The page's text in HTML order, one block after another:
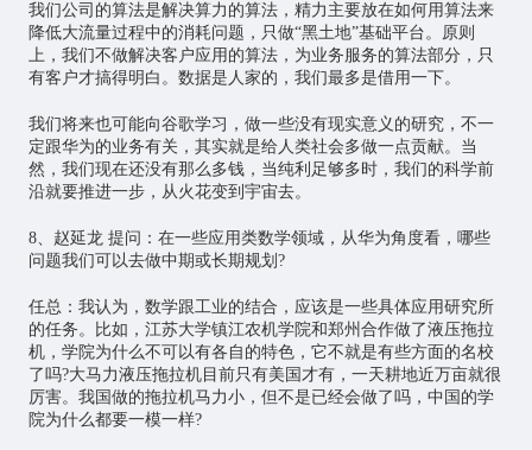
我们公司的算法是解决算力的算法，精力主要放在如何用算法来
降低大流量过程中的消耗问题，只做“黑土地”基础平台。原则
上，我们不做解决客户应用的算法，为业务服务的算法部分，只
有客户才搞得明白。数据是人家的，我们最多是借用一下。
我们将来也可能向谷歌学习，做一些没有现实意义的研究，不一
定跟华为的业务有关，其实就是给人类社会多做一点贡献。当
然，我们现在还没有那么多钱，当纯利足够多时，我们的科学前
沿就要推进一步，从火花变到宇宙去。
8、赵延龙 提问：在一些应用类数学领域，从华为角度看，哪些
问题我们可以去做中期或长期规划?
任总：我认为，数学跟工业的结合，应该是一些具体应用研究所
的任务。比如，江苏大学镇江农机学院和郑州合作做了液压拖拉
机，学院为什么不可以有各自的特色，它不就是有些方面的名校
了吗?大马力液压拖拉机目前只有美国才有，一天耕地近万亩就很
厉害。我国做的拖拉机马力小，但不是已经会做了吗，中国的学
院为什么都要一模一样?